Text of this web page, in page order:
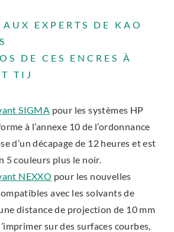
AUX EXPERTS DE KAO
DE CES ENCRES À
TIJ
SIGMA pour les systèmes HP
à l’annexe 10 de l’ordonnance
d’un décapage de 12 heures et est
5 couleurs plus le noir.
NEXXO pour les nouvelles
avec les solvants de
distance de projection de 10 mm
sur des surfaces courbes,